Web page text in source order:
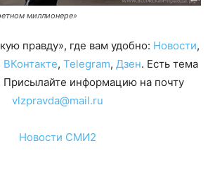
миллионере»
правду», где вам удобно: Новости,
ВКонтакте, Telegram, Дзен. Есть тема
Присылайте информацию на почту
vlzpravda@mail.ru
Новости СМИ2